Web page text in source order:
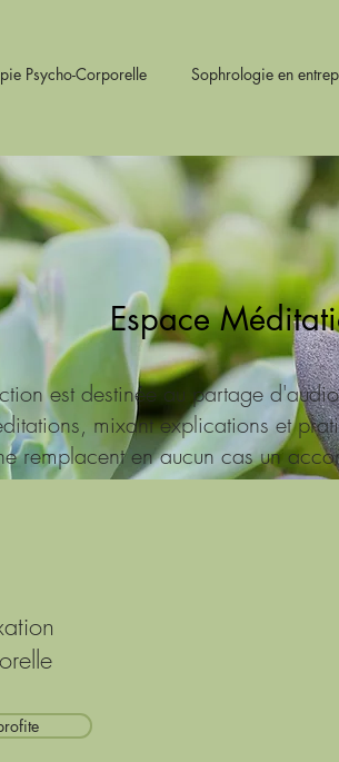
Psycho-Corporelle Sophrologie en
Espace
est destinée au partage
mixant explications et
remplacent en aucun cas un